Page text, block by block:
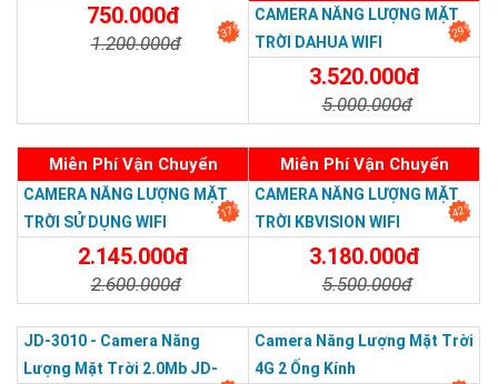
Camera năng lượng mặt trời JD-8040A2 có thể được sử dụng
- Lắp đặt camera ở bệnh viện, siêu thị, chung cư
- Lắp đặt camera ở vườn trái cây, trang trại
- Lắp đặt camera ở tàu, bè
Đặc biệt camera thích hợp để lắp đặt ở những nơi vùng sâu
vùng xa, khó kéo đường điện.
Địa chỉ mua camera năng lượng mặt trời
JD-8040A2 2.0Mp
37%
750.000đ
1.200.000đ
29%
CAMERA NĂNG LƯỢNG MẶT
TRỜI DAHUA WIFI
3.520.000đ
5.000.000đ
17%
Miễn Phí Vận Chuyển
CAMERA NĂNG LƯỢNG MẶT
TRỜI SỬ DỤNG WIFI
2.145.000đ
2.600.000đ
42%
Miễn Phí Vận Chuyển
CAMERA NĂNG LƯỢNG MẶT
TRỜI KBVISION WIFI
3.180.000đ
5.500.000đ
JD-3010 - Camera Năng
Lượng Mặt Trời 2.0Mb JD-
Camera Năng Lượng Mặt Trời
4G 2 Ống Kính